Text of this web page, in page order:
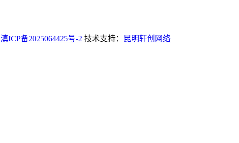
滇ICP备2025064425号-2 技术支持： 昆明轩创网络